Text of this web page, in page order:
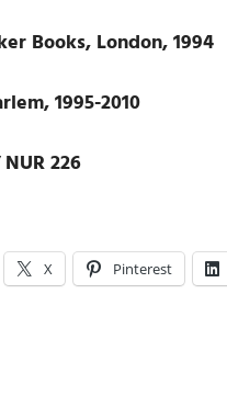
Books, London, 1994
1995-2010
226
X Pinterest